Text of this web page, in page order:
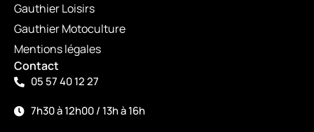
Gauthier Loisirs
Gauthier Motoculture
Mentions légales
Contact
05 57 40 12 27
7h30 à 12h00 / 13h à 16h